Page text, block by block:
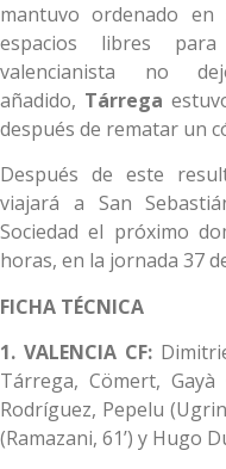
mantuvo ordenado
espacios libres
valencianista no
añadido, Tárrega
después de rematar un
Después de este
viajará a San
Sociedad el próximo
horas, en la jornada 37
FICHA TÉCNICA
1. VALENCIA CF:
Tárrega, Cömert, Gayà
Rodríguez, Pepelu
(Ramazani, 61’) y Hugo